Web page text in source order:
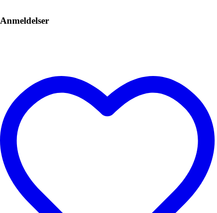
Anmeldelser